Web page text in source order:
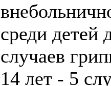
среди детей
случаев
14 лет - 5